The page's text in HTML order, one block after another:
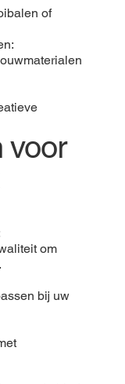
of
voor
om
bij uw